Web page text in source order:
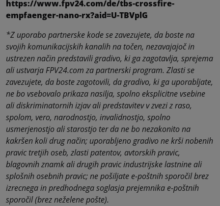
https://www.fpv24.com/de/tbs-crossfire-
empfaenger-nano-rx?aid=U-TBVplG
*Z uporabo partnerske kode se zavezujete, da boste na
svojih komunikacijskih kanalih na točen, nezavajajoč in
ustrezen način predstavili gradivo, ki ga zagotavlja, sprejema
ali ustvarja FPV24.com za partnerski program. Zlasti se
zavezujete, da boste zagotovili, da gradivo, ki ga uporabljate,
ne bo vsebovalo prikaza nasilja, spolno eksplicitne vsebine
ali diskriminatornih izjav ali predstavitev v zvezi z raso,
spolom, vero, narodnostjo, invalidnostjo, spolno
usmerjenostjo ali starostjo ter da ne bo nezakonito na
kakršen koli drug način; uporabljeno gradivo ne krši nobenih
pravic tretjih oseb, zlasti patentov, avtorskih pravic,
blagovnih znamk ali drugih pravic industrijske lastnine ali
splošnih osebnih pravic; ne pošiljate e-poštnih sporočil brez
izrecnega in predhodnega soglasja prejemnika e-poštnih
sporočil (brez neželene pošte).